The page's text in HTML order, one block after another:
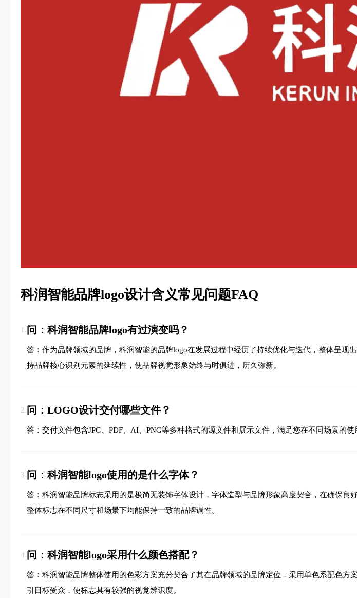
科润智能品牌logo设计含义常见问题FAQ
1.问：科润智能品牌logo有过演变吗？
答：作为品牌领域的品牌，科润智能的品牌logo在发展过程中经历了持续优化与迭代，整体呈
持品牌核心识别元素的延续性，使品牌视觉形象始终与时俱进，历久弥新。
2.问：LOGO设计交付哪些文件？
答：交付文件包含JPG、PDF、AI、PNG等多种格式的源文件和展示文件，满足您在不同场景的使
3.问：科润智能logo使用的是什么字体？
答：科润智能品牌标志采用的是极简无装饰字体设计，字体造型与品牌形象高度契合，在确保
整体标志在不同尺寸和场景下均能保持一致的品牌调性。
4.问：科润智能logo采用什么颜色搭配？
答：科润智能品牌整体使用的色彩方案充分契合了其在品牌领域的品牌定位，采用单色系配色
引目标受众，使标志具有较强的视觉辨识度。